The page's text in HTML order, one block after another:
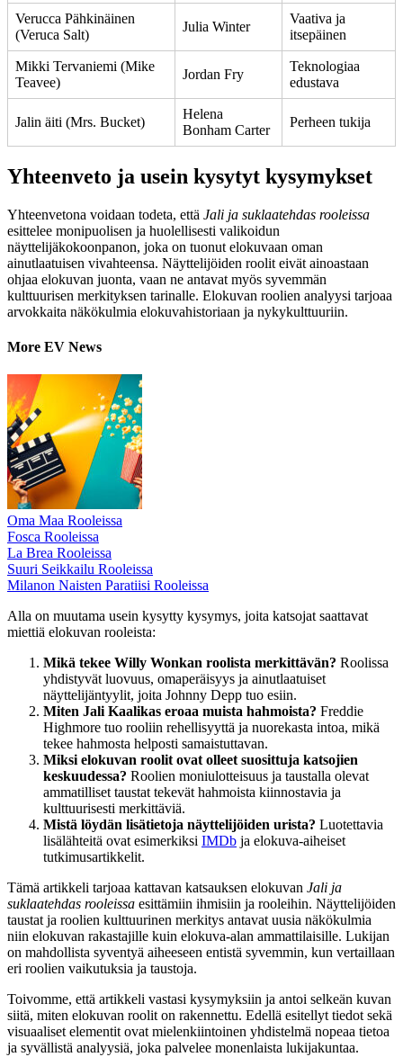
Verucca Pähkinäinen
(Veruca Salt)
Julia Winter
Vaativa ja
itsepäinen
Mikki Tervaniemi (Mike
Teavee)
Jordan Fry
Teknologiaa
edustava
Jalin äiti (Mrs. Bucket)
Helena
Bonham Carter
Perheen tukija
Yhteenveto ja usein kysytyt kysymykset
Yhteenvetona voidaan todeta, että Jali ja suklaatehdas rooleissa
esittelee monipuolisen ja huolellisesti valikoidun
näyttelijäkokoonpanon, joka on tuonut elokuvaan oman
ainutlaatuisen vivahteensa. Näyttelijöiden roolit eivät ainoastaan
ohjaa elokuvan juonta, vaan ne antavat myös syvemmän
kulttuurisen merkityksen tarinalle. Elokuvan roolien analyysi tarjoaa
arvokkaita näkökulmia elokuvahistoriaan ja nykykulttuuriin.
More EV News
Oma Maa Rooleissa
Fosca Rooleissa
La Brea Rooleissa
Suuri Seikkailu Rooleissa
Milanon Naisten Paratiisi Rooleissa
Alla on muutama usein kysytty kysymys, joita katsojat saattavat
miettiä elokuvan rooleista:
Mikä tekee Willy Wonkan roolista merkittävän? Roolissa
yhdistyvät luovuus, omaperäisyys ja ainutlaatuiset
näyttelijäntyylit, joita Johnny Depp tuo esiin.
Miten Jali Kaalikas eroaa muista hahmoista? Freddie
Highmore tuo rooliin rehellisyyttä ja nuorekasta intoa, mikä
tekee hahmosta helposti samaistuttavan.
Miksi elokuvan roolit ovat olleet suosittuja katsojien
keskuudessa? Roolien moniulotteisuus ja taustalla olevat
ammatilliset taustat tekevät hahmoista kiinnostavia ja
kulttuurisesti merkittäviä.
Mistä löydän lisätietoja näyttelijöiden urista? Luotettavia
lisälähteitä ovat esimerkiksi IMDb ja elokuva-aiheiset
tutkimusartikkelit.
Tämä artikkeli tarjoaa kattavan katsauksen elokuvan Jali ja
suklaatehdas rooleissa esittämiin ihmisiin ja rooleihin. Näyttelijöiden
taustat ja roolien kulttuurinen merkitys antavat uusia näkökulmia
niin elokuvan rakastajille kuin elokuva-alan ammattilaisille. Lukijan
on mahdollista syventyä aiheeseen entistä syvemmin, kun vertaillaan
eri roolien vaikutuksia ja taustoja.
Toivomme, että artikkeli vastasi kysymyksiin ja antoi selkeän kuvan
siitä, miten elokuvan roolit on rakennettu. Edellä esitellyt tiedot sekä
visuaaliset elementit ovat mielenkiintoinen yhdistelmä nopeaa tietoa
ja syvällistä analyysiä, joka palvelee monenlaista lukijakuntaa.